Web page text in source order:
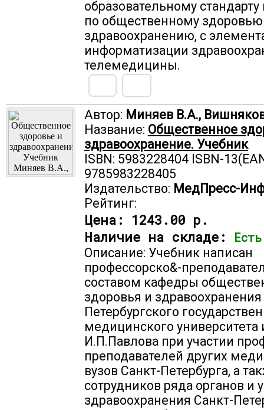
образовательному
по общественному
здравоохранению, с
информатизации
телемедицины.
Автор: Миняев В.А.,
Название: Общественное
здравоохранение. Учебник
ISBN: 5983228404 ISBN-
9785983228405
Издательство: МедПресс-
Рейтинг:
Цена: 1243.00 р.
Наличие на складе:
Есть
Описание: Учебник написан
профессорско&-
составом кафедры
здоровья и
Петербургского
медицинского университета
И.П.Павлова при участии
преподавателей других
вузов Санкт-Петербурга, а
сотрудников ряда органов и
здравоохранения Санкт-